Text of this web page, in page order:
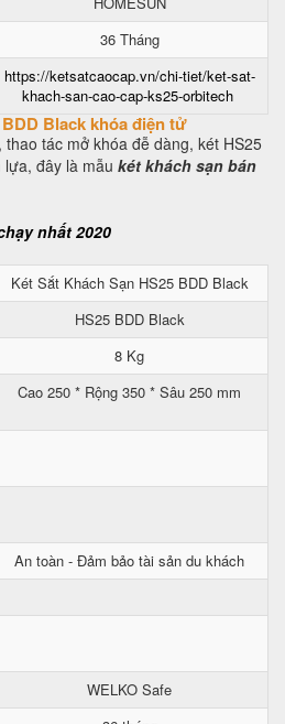
36 Tháng
https://ketsatcaocap.vn/chi-tiet/ket-sat-
khach-san-cao-cap-ks25-orbitech
Black khóa điện tử
tác mở khóa đễ dàng, két HS25
đây là mẫu két khách sạn bán
Két Sắt Khách Sạn HS25 BDD Black
HS25 BDD Black
8 Kg
Cao 250 * Rộng 350 * Sâu 250 mm
An toàn - Đảm bảo tài sản du khách
WELKO Safe